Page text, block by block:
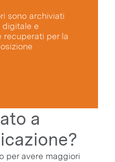
sono archiviati
digitale e
recuperati per la
a
per avere maggiori